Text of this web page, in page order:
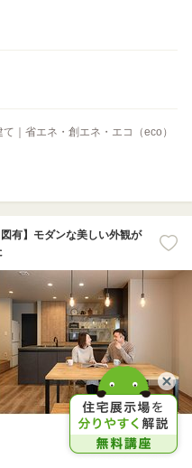
｜省エネ・創エネ・エコ（eco）
有】モダンな美しい外観が